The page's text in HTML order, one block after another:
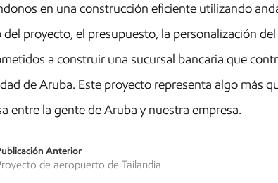
en una construcción eficiente utilizando
proyecto, el presupuesto, la personalización
a construir una sucursal bancaria que
de Aruba. Este proyecto representa algo más
entre la gente de Aruba y nuestra empresa.
Anterior
de aeropuerto de Tailandia